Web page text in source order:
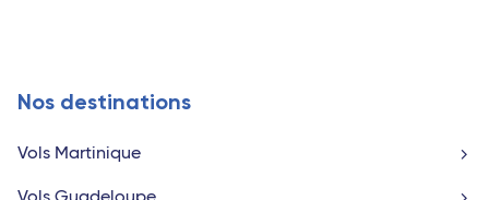
Nos destinations
Vols Martinique